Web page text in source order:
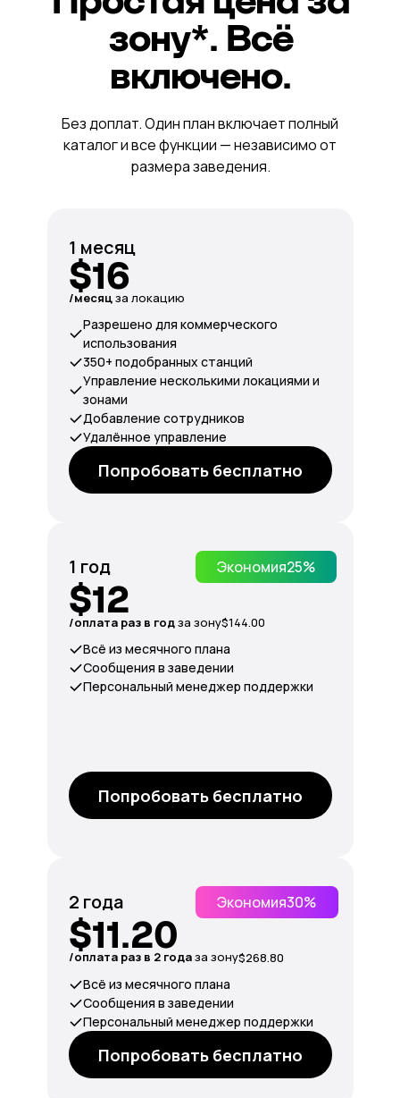
зону*. Всё
включено.
1 месяц
$16
/месяцза локацию
Разрешено для коммерческого
использования
350+ подобранных станций
Управление несколькими локациями и
зонами
Добавление сотрудников
Удалённое управление
Попробовать бесплатно
1 год Экономия25%
$12
/оплата раз в годза зону$144.00
Всё из месячного плана
Сообщения в заведении
Персональный менеджер поддержки
Попробовать бесплатно
2 года Экономия30%
$11.20
/оплата раз в 2 годаза зону$268.80
Всё из месячного плана
Сообщения в заведении
Персональный менеджер поддержки
Попробовать бесплатно
Без доплат. Один план включает полный
каталог и все функции — независимо от
размера заведения.